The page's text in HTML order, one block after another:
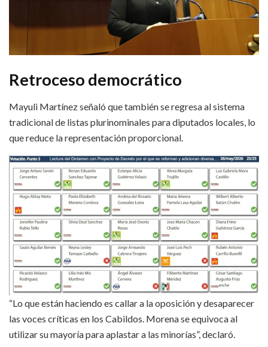
Retroceso democrático
Mayuli Martínez señaló que también se regresa al sistema
tradicional de listas plurinominales para diputados locales, lo
que reduce la representación proporcional.
“Lo que están haciendo es callar a la oposición y desaparecer
las voces críticas en los Cabildos. Morena se equivoca al
utilizar su mayoría para aplastar a las minorías”, declaró.